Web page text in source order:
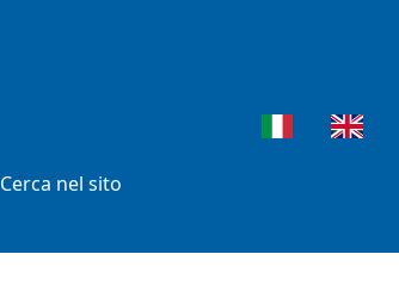
Cerca nel sito